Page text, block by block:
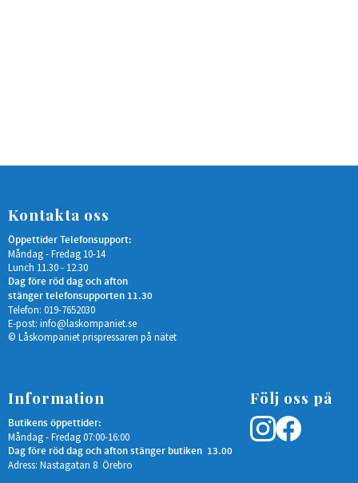
Kontakta oss
Öppettider Telefonsupport:
Måndag - Fredag 10-14
Lunch 11.30 - 12.30
Dag före röd dag och afton
stänger telefonsupporten 11.30
Telefon: 019-7652030
E-post: info@laskompaniet.se
© Låskompaniet prispressaren på nätet
Information
Butikens öppettider:
Måndag - Fredag 07:00-16:00
Dag före röd dag och afton stänger butiken 13.00
Adress: Nastagatan 8 Örebro
Följ oss på